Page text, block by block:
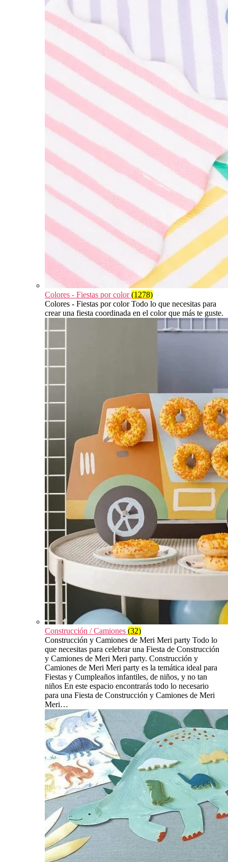
Colores - Fiestas por color(1278)
Colores - Fiestas por color Todo lo que necesitas para
crear una fiesta coordinada en el color que más te guste.
Construcción / Camiones (32)
Construcción y Camiones de Meri Meri party Todo lo
que necesitas para celebrar una Fiesta de Construcción
y Camiones de Meri Meri party. Construcción y
Camiones de Meri Meri party es la temática ideal para
Fiestas y Cumpleaños infantiles, de niños, y no tan
niños En este espacio encontrarás todo lo necesario
para una Fiesta de Construcción y Camiones de Meri
Meri…